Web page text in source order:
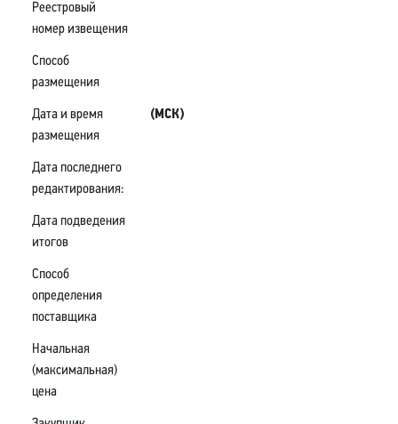
Реестровый
номер извещения
Способ
размещения
Дата и время
размещения
(МСК)
Дата последнего
редактирования:
Дата подведения
итогов
Способ
определения
поставщика
Начальная
(максимальная)
цена